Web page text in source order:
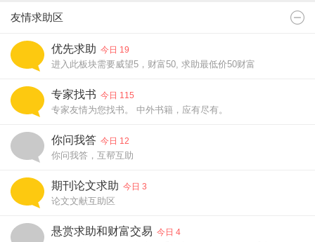
友情求助区
优先求助 今日 19
进入此板块需要威望5，财富50, 求助最低价50财富
专家找书 今日 115
专家友情为您找书。 中外书籍，应有尽有。
你问我答 今日 12
你问我答，互帮互助
期刊论文求助 今日 3
论文文献互助区
悬赏求助和财富交易 今日 4